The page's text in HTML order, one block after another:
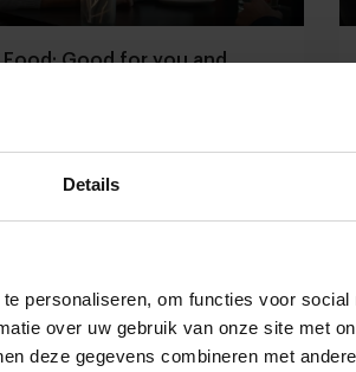
Details
personaliseren, om functies voor social
over uw gebruik van onze site met
deze gegevens combineren met
Food: Good for you and